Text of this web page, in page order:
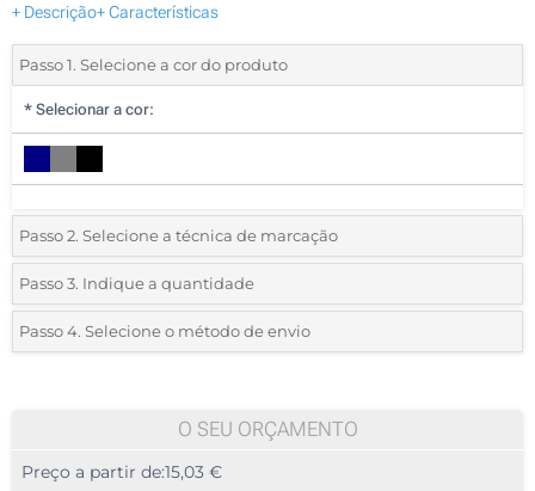
+ Descrição+ Características
Passo 1. Selecione a cor do produto
* Selecionar a cor:
Passo 2. Selecione a técnica de marcação
*Selecione o tipo de marcação e as cores do logotipo:
1 Cor (Na frente)
Passo 3. Indique a quantidade
*Quantidade mínima:5
10
Passo 4. Selecione o método de envio
O SEU ORÇAMENTO
Preço a partir de:15,03 €